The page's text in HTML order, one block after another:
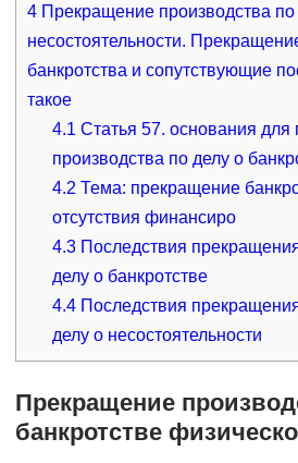
4Прекращение производства по
несостоятельности.
банкротства и сопутствующие
такое
4.1 Статья 57. основания для
производства по делу о
4.2 Тема: прекращение
отсутствия финансиро
4.3 Последствия
делу о банкротстве
4.4 Последствия
делу о несостоятельности
Прекращение
банкротстве